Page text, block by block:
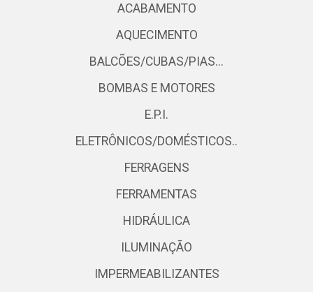
ACABAMENTO
AQUECIMENTO
BALCÕES/CUBAS/PIAS...
BOMBAS E MOTORES
E.P.I.
ELETRÔNICOS/DOMÉSTICOS..
FERRAGENS
FERRAMENTAS
HIDRÁULICA
ILUMINAÇÃO
IMPERMEABILIZANTES